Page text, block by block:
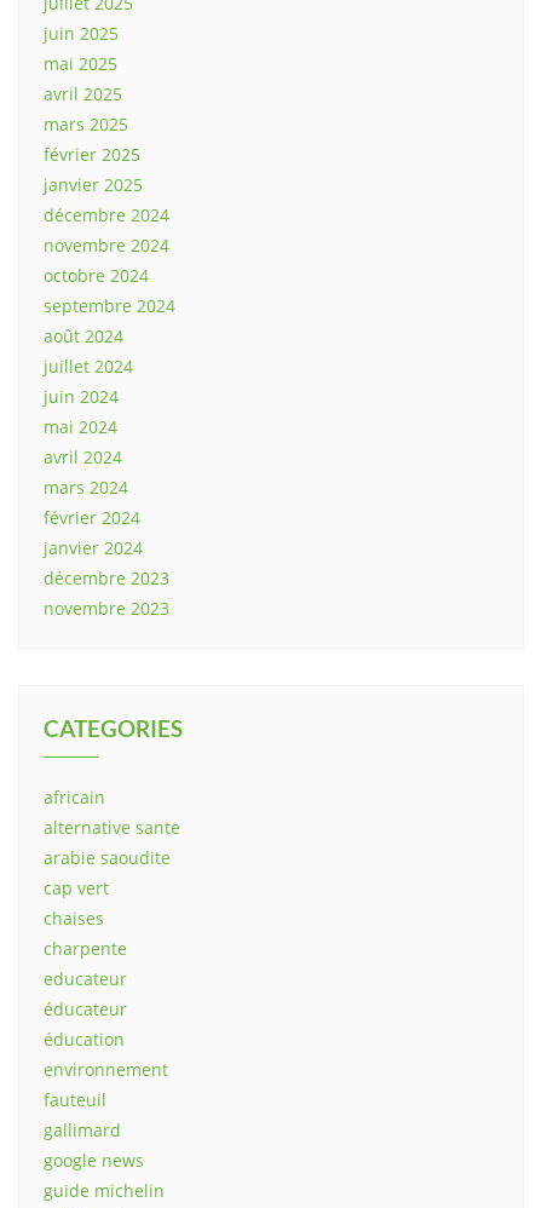
juin 2025
mai 2025
avril 2025
mars 2025
février 2025
janvier 2025
décembre 2024
novembre 2024
octobre 2024
septembre 2024
août 2024
juillet 2024
juin 2024
mai 2024
avril 2024
mars 2024
février 2024
janvier 2024
décembre 2023
novembre 2023
CATEGORIES
africain
alternative sante
arabie saoudite
cap vert
chaises
charpente
educateur
éducateur
éducation
environnement
fauteuil
gallimard
google news
guide michelin